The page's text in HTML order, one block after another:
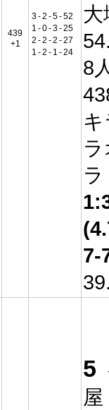
439
+1
3-2 -5-52
1 -0-3-25
2 -2 -2 -27
1 -2 - 1 -24
8
ラ
7-
5
屋